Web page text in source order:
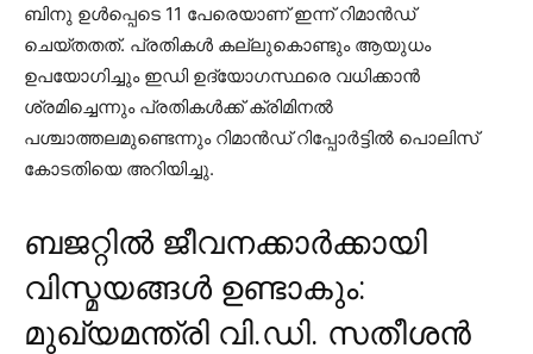
ബിനു ഉള്‍പ്പെടെ 11 പേരെയാണ് ഇന്ന് റിമാന്‍ഡ്
ചെയ്തതത്. പ്രതികള്‍ കല്ലുകൊണ്ടും ആയുധം
ഉപയോഗിച്ചും ഇഡി ഉദ്യോഗസ്ഥരെ വധിക്കാന്‍
ശ്രമിച്ചെന്നും പ്രതികള്‍ക്ക് ക്രിമിനല്‍
പശ്ചാത്തലമുണ്ടെന്നും റിമാന്‍ഡ് റിപ്പോര്‍ട്ടില്‍ പൊലിസ്
കോടതിയെ അറിയിച്ചു.
ബജറ്റില്‍ ജീവനക്കാര്‍ക്കായി
വിസ്മയങ്ങള്‍ ഉണ്ടാകും:
മുഖ്യമന്ത്രി വി.ഡി. സതീശന്‍